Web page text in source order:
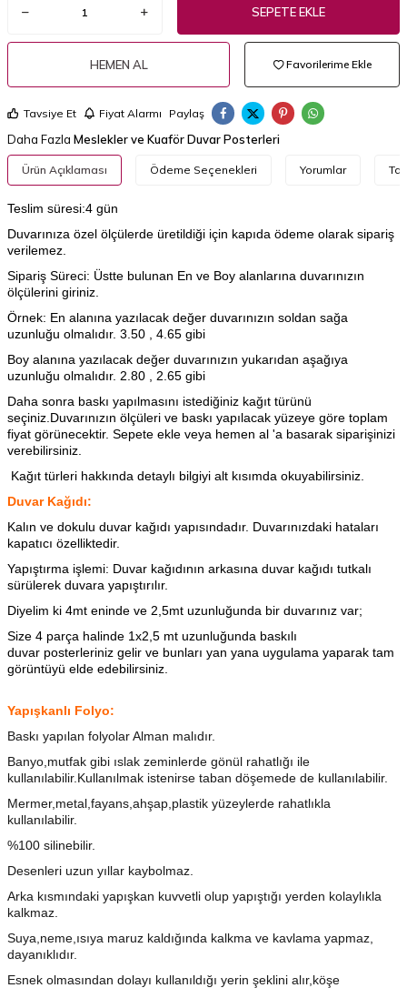
SEPETE EKLE
HEMEN AL Favorilerime Ekle
Tavsiye Et Fiyat Alarmı Paylaş
Daha Fazla Meslekler ve Kuaför Duvar Posterleri
Ürün Açıklaması Ödeme Seçenekleri Yorumlar
Teslim süresi:4 gün
Duvarınıza özel ölçülerde üretildiği için kapıda ödeme olarak sipariş
verilemez.
Sipariş Süreci: Üstte bulunan En ve Boy alanlarına duvarınızın
ölçülerini giriniz.
Örnek: En alanına yazılacak değer duvarınızın soldan sağa
uzunluğu olmalıdır. 3.50 , 4.65 gibi
Boy alanına yazılacak değer duvarınızın yukarıdan aşağıya
uzunluğu olmalıdır. 2.80 , 2.65 gibi
Daha sonra baskı yapılmasını istediğiniz kağıt türünü
seçiniz.Duvarınızın ölçüleri ve baskı yapılacak yüzeye göre toplam
fiyat görünecektir. Sepete ekle veya hemen al 'a basarak siparişinizi
verebilirsiniz.
Kağıt türleri hakkında detaylı bilgiyi alt kısımda okuyabilirsiniz.
Duvar Kağıdı:
Kalın ve dokulu duvar kağıdı yapısındadır. Duvarınızdaki hataları
kapatıcı özelliktedir.
Yapıştırma işlemi: Duvar kağıdının arkasına duvar kağıdı tutkalı
sürülerek duvara yapıştırılır.
Diyelim ki 4mt eninde ve 2,5mt uzunluğunda bir duvarınız var;
Size 4 parça halinde 1x2,5 mt uzunluğunda baskılı
duvar posterleriniz gelir ve bunları yan yana uygulama yaparak tam
görüntüyü elde edebilirsiniz.
Yapışkanlı Folyo:
Baskı yapılan folyolar Alman malıdır.
Banyo,mutfak gibi ıslak zeminlerde gönül rahatlığı ile
kullanılabilir.Kullanılmak istenirse taban döşemede de kullanılabilir.
Mermer,metal,fayans,ahşap,plastik yüzeylerde rahatlıkla
kullanılabilir.
%100 silinebilir.
Desenleri uzun yıllar kaybolmaz.
Arka kısmındaki yapışkan kuvvetli olup yapıştığı yerden kolaylıkla
kalkmaz.
Suya,neme,ısıya maruz kaldığında kalkma ve kavlama yapmaz,
dayanıklıdır.
Esnek olmasından dolayı kullanıldığı yerin şeklini alır,köşe